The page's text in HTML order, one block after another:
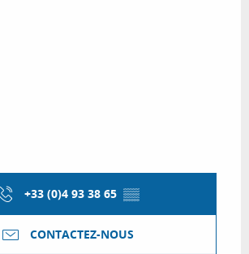
+33 (0)4 93 38 65 ▒▒
CONTACTEZ-NOUS